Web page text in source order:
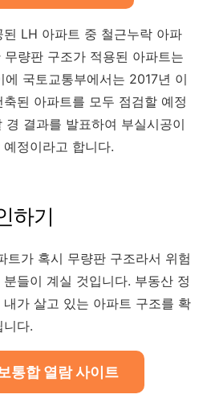
LH 아파트 중 철근누락 아파
무량판 구조가 적용된 아파트는
국토교통부에서는 2017년 이
된 아파트를 모두 점검할 예정
결과를 발표하여 부실시공이
정이라고 합니다.
하기
트가 혹시 무량판 구조라서 위험
들이 계실 것입니다. 부동산 정
가 살고 있는 아파트 구조를 확
다.
통합 열람 사이트